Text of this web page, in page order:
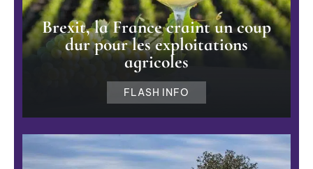
Brexit, la France craint un coup
dur pour les exploitations
agricoles
FLASH INFO